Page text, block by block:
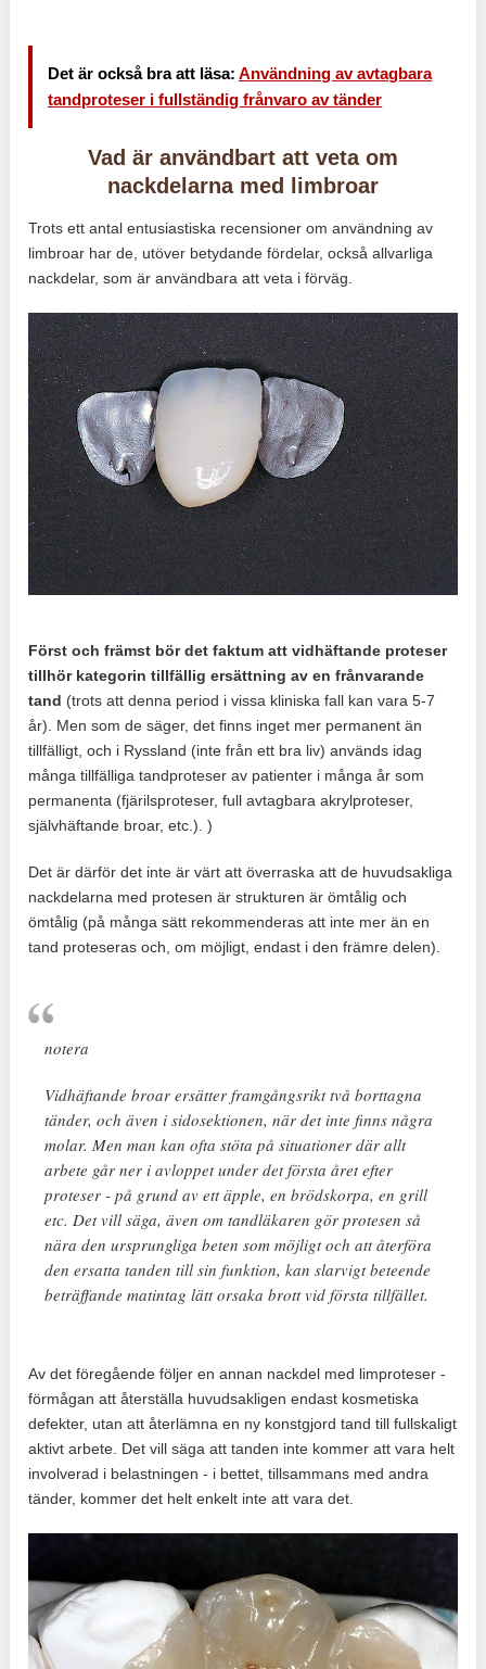
Det är också bra att läsa:Användning av avtagbara
tandproteser i fullständig frånvaro av tänder
Vad är användbart att veta om
nackdelarna med limbroar
Trots ett antal entusiastiska recensioner om användning av
limbroar har de, utöver betydande fördelar, också allvarliga
nackdelar, som är användbara att veta i förväg.
Först och främst bör det faktum att vidhäftande proteser
tillhör kategorin tillfällig ersättning av en frånvarande
tand (trots att denna period i vissa kliniska fall kan vara 5-7
år). Men som de säger, det finns inget mer permanent än
tillfälligt, och i Ryssland (inte från ett bra liv) används idag
många tillfälliga tandproteser av patienter i många år som
permanenta (fjärilsproteser, full avtagbara akrylproteser,
självhäftande broar, etc.). )
Det är därför det inte är värt att överraska att de huvudsakliga
nackdelarna med protesen är strukturen är ömtålig och
ömtålig (på många sätt rekommenderas att inte mer än en
tand proteseras och, om möjligt, endast i den främre delen).
notera
Vidhäftande broar ersätter framgångsrikt två borttagna
tänder, och även i sidosektionen, när det inte finns några
molar. Men man kan ofta stöta på situationer där allt
arbete går ner i avloppet under det första året efter
proteser - på grund av ett äpple, en brödskorpa, en grill
etc. Det vill säga, även om tandläkaren gör protesen så
nära den ursprungliga beten som möjligt och att återföra
den ersatta tanden till sin funktion, kan slarvigt beteende
beträffande matintag lätt orsaka brott vid första tillfället.
Av det föregående följer en annan nackdel med limproteser -
förmågan att återställa huvudsakligen endast kosmetiska
defekter, utan att återlämna en ny konstgjord tand till fullskaligt
aktivt arbete. Det vill säga att tanden inte kommer att vara helt
involverad i belastningen - i bettet, tillsammans med andra
tänder, kommer det helt enkelt inte att vara det.